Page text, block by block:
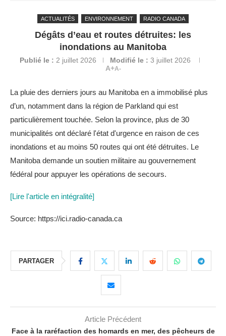
ACTUALITÉS ENVIRONNEMENT RADIO CANADA
Dégâts d’eau et routes détruites: les
inondations au Manitoba
Publié le : 2 juillet 2026 Modifié le : 3 juillet 2026
A+A-
La pluie des derniers jours au Manitoba en a immobilisé plus
d’un, notamment dans la région de Parkland qui est
particulièrement touchée. Selon la province, plus de 30
municipalités ont déclaré l'état d'urgence en raison de ces
inondations et au moins 50 routes qui ont été détruites. Le
Manitoba demande un soutien militaire au gouvernement
fédéral pour appuyer les opérations de secours.
[Lire l'article en intégralité]
Source: https://ici.radio-canada.ca
PARTAGER
Article Précédent
Face à la raréfaction des homards en mer, des pêcheurs de